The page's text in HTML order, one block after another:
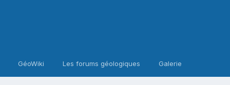
GéoWiki Les forums géologiques Galerie